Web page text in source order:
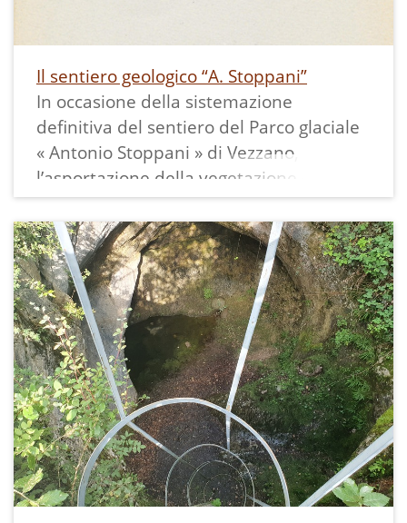
ritocco, oggetti trovati e posseduti dal
sottoscritto."
Il sentiero geologico “A. Stoppani”
In occasione della sistemazione
definitiva del sentiero del Parco glaciale
« Antonio Stoppani » di Vezzano,
l’asportazione della vegetazione dai
pozzi, la ripulitura degli stessi fino al
numero 8, la posa della segnaletica
dell’itinerario, è stato scritto questo
articolo che lo descrive.